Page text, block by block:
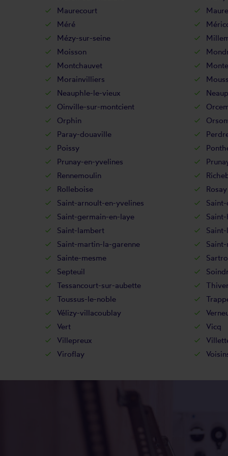
Maurecourt
Méré
Mézy-sur-seine
Moisson
Montchauvet
Morainvilliers
Neauphle-le-vieux
Oinville-sur-montcient
Orphin
Paray-douaville
Poissy
Prunay-en-yvelines
Rennemoulin
Rolleboise
Rosay
Saint-arnoult-en-yvelines
Saint-germain-en-laye
Saint-lambert
Saint-martin-la-garenne
Sainte-mesme
Septeuil
Tessancourt-sur-aubette
Toussus-le-noble
Vélizy-villacoublay
Vert
Vicq
Villepreux
Viroflay